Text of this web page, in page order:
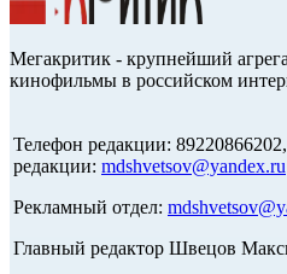
Мегакритик - крупнейший
кинофильмы в российском
Телефон редакции:
редакции: mdshvetsov@yandex.ru
Рекламный отдел:
Главный редактор Швецов